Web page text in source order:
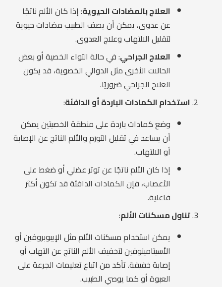
العلاج بالمضادات الحيوية: إذا كان الألم ناتجًا
عن عدوى، يمكن أن يصف الطبيب مضادات حيوية
لتقليل الالتهاب وعلاج العدوى.
العلاج الجراحي: في حالة التواء الخصية أو بعض
الحالات الأخرى مثل الدوالي الخصوية، قد يكون
العلاج الجراحي ضروريًا.
استخدام الكمادات الباردة أو الدافئة:
وضع كمادات باردة على منطقة الخصيتين يمكن
أن يساعد في تقليل التورم والألم الناتج عن الإصابة
أو الالتهاب.
إذا كان الألم ناتجًا عن توتر عضلي أو ضغط على
الأعصاب، فإن الكمادات الدافئة قد تكون أكثر
فاعلية.
تناول مسكنات الألم:
يمكن استخدام مسكنات الألم مثل الإيبوبروفين أو
الأسيتامينوفين لتخفيف الألم الناتج عن التهاب أو
إصابة خفيفة. تأكد من اتباع تعليمات الجرعة على
العبوة أو كما يوصي الطبيب.